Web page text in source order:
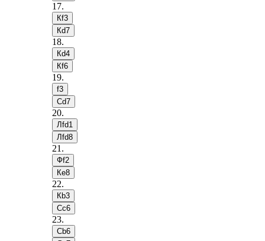
17.
Кf3
Кd7
18.
Кd4
Кf6
19.
f3
Сd7
20.
Лfd1
Лfd8
21 .
Фf2
Кe8
22.
Кb3
Сc6
23.
Сb6